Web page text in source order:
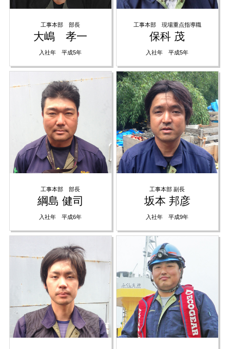
工事本部 部長
大嶋 孝一
入社年 平成5年
工事本部 現場重点指導職
保科 茂
入社年 平成5年
工事本部 部長
綱島 健司
入社年 平成6年
工事本部 副長
坂本 邦彦
入社年 平成9年